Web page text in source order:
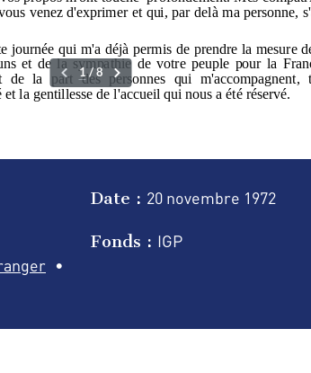
Date : 20 novembre 1972
Fonds : IGP